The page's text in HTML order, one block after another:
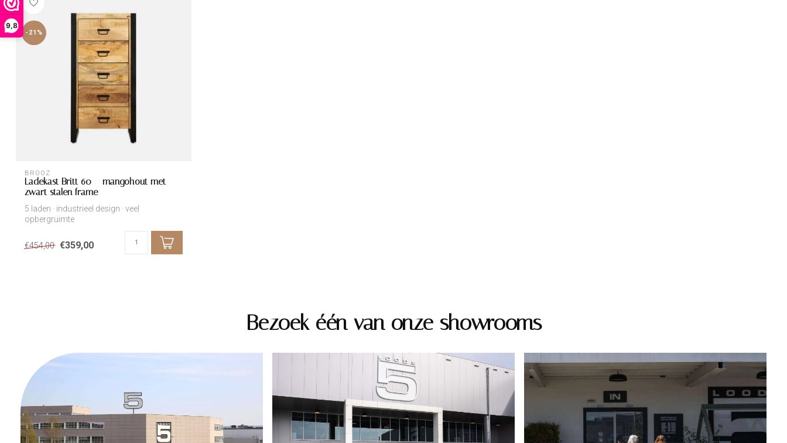
9,8
-21%
BROOZ
Ladekast Britt 60 – mangohout met
zwart stalen frame
5 laden · industrieel design · veel
opbergruimte
€454,00 €359,00
Bezoek één van onze showrooms